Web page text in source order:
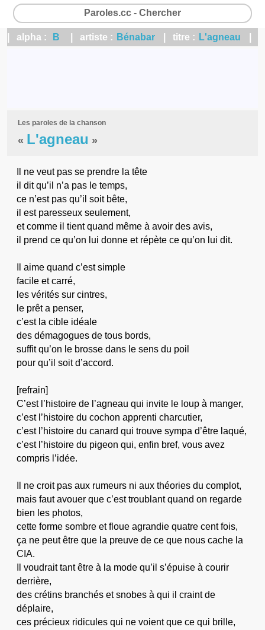
Paroles.cc - Chercher
| alpha : B | artiste : Bénabar | titre : L'agneau
Les paroles de la chanson
« L'agneau »
Il ne veut pas se prendre la tête
il dit qu’il n’a pas le temps,
ce n’est pas qu’il soit bête,
il est paresseux seulement,
et comme il tient quand même à avoir des avis,
il prend ce qu’on lui donne et répète ce qu’on lui dit.
Il aime quand c’est simple
facile et carré,
les vérités sur cintres,
le prêt a penser,
c’est la cible idéale
des démagogues de tous bords,
suffit qu’on le brosse dans le sens du poil
pour qu’il soit d’accord.
[refrain]
C’est l’histoire de l’agneau qui invite le loup à manger,
c’est l’histoire du cochon apprenti charcutier,
c’est l’histoire du canard qui trouve sympa d’être laqué,
c’est l’histoire du pigeon qui, enfin bref, vous avez
compris l’idée.
Il ne croit pas aux rumeurs ni aux théories du complot,
mais faut avouer que c’est troublant quand on regarde
bien les photos,
cette forme sombre et floue agrandie quatre cent fois,
ça ne peut être que la preuve de ce que nous cache la
CIA.
Il voudrait tant être à la mode qu’il s’épuise à courir
derrière,
des crétins branchés et snobes à qui il craint de
déplaire,
ces précieux ridicules qui ne voient que ce qui brille,